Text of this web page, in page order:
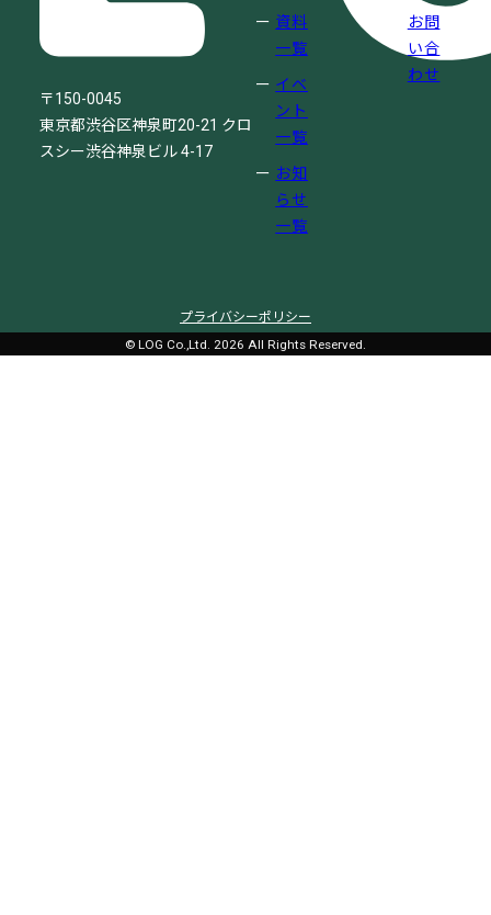
〒150-0045
東京都渋谷区神泉町20-21 クロ
スシー渋谷神泉ビル 4-17
資料
一覧
イベ
ント
一覧
お知
らせ
一覧
お問
い合
わせ
プライバシーポリシー
© LOG Co.,Ltd. 2026 All Rights Reserved.